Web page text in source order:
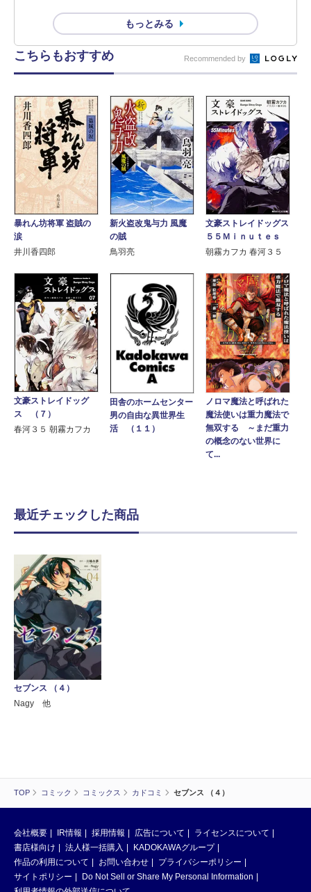
TOP コミック コミックス カドコミ セブンス （４）
もっとみる
こちらもおすすめ Recommended by
暴れん坊将軍 盗賊の
涙
井川香四郎
新火盗改鬼与力 風魔
の賊
鳥羽亮
文豪ストレイドッグス
５５Ｍｉｎｕｔｅｓ
朝霧カフカ 春河３５
文豪ストレイドッグ
ス （７）
春河３５ 朝霧カフカ
田舎のホームセンター
男の自由な異世界生
活 （１１）
ノロマ魔法と呼ばれた
魔法使いは重力魔法で
無双する ～まだ重力
の概念のない世界に
て...
最近チェックした商品
セブンス （４）
Nagy 他
会社概要 IR情報 採用情報 広告について
ライセンスについて
書店様向け
法人様一括購入
KADOKAWAグループ
作品の利用について
お問い合わせ
プライバシーポリシー
サイトポリシー
Do Not Sell or Share My Personal Information